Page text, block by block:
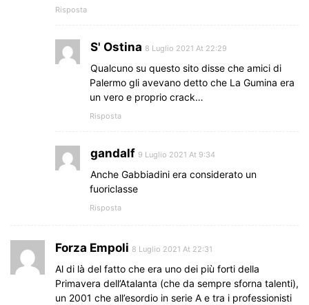
Risposta
S' Ostina 8 Luglio 2021 At 22:29
Qualcuno su questo sito disse che amici di
Palermo gli avevano detto che La Gumina era
un vero e proprio crack…
Risposta
gandalf 9 Luglio 2021 At 9:34
Anche Gabbiadini era considerato un
fuoriclasse
Risposta
Forza Empoli 8 Luglio 2021 At 22:31
Al di là del fatto che era uno dei più forti della
Primavera dell’Atalanta (che da sempre sforna talenti),
un 2001 che all’esordio in serie A e tra i professionisti